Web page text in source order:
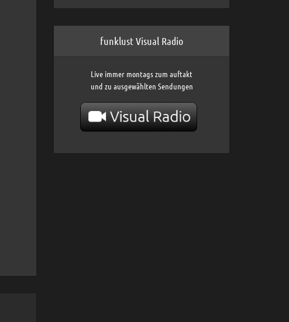
funklust Visual Radio
Live immer montags zum auftakt
und zu ausgewählten Sendungen